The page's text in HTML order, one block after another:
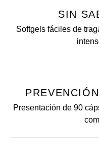
SIN
Softgels fáciles de
Presentación de 90